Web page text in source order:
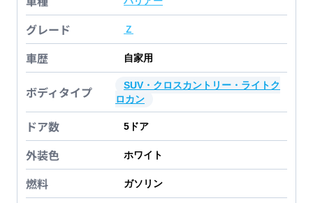
グレード Ｚ
車歴 自家用
ボディタイプ
SUV・クロスカントリー・ライトク
ロカン
ドア数 5 ドア
外装色 ホワイト
燃料 ガソリン